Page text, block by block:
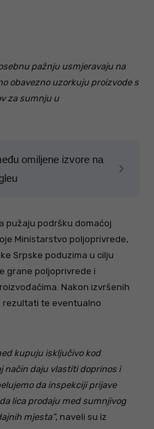
pažnju usmjeravaju na
obavezno uzorkuju proizvode s
za sumnju u
omiljene izvore na
pužaju podršku domaćoj
Ministarstvo poljoprivrede,
Srpske poduzima u cilju
grane poljoprivrede i
Nakon izvršenih
rezultati te eventualno
kupuju isključivo kod
način daju vlastiti doprinos i
da inspekciji prijave
lica prodaju med sumnjivog
mjesta”, naveli su iz